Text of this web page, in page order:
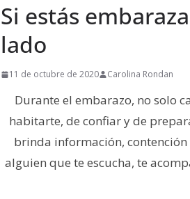
Si estás
lado
11 de octubre de 2020 Carolina Rondan
Durante el embarazo, no solo
habitarte, de confiar y de
brinda información,
alguien que te escucha, te